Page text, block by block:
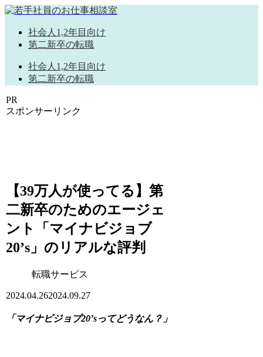
社会人1,2年目向け
第二新卒の転職
社会人1,2年目向け
第二新卒の転職
PR
スポンサーリンク
【39万人が使ってる】第
二新卒のためのエージェ
ント「マイナビジョブ
20’s」のリアルな評判
転職サービス
2024.04.262024.09.27
「マイナビジョブ20’sってどうなん？」